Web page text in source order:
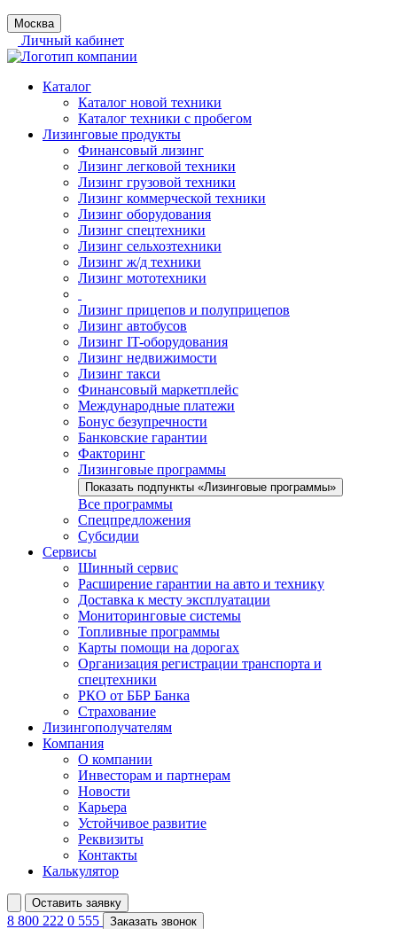
Москва
Личный кабинет
Каталог
Каталог новой техники
Каталог техники с пробегом
Лизинговые продукты
Финансовый лизинг
Лизинг легковой техники
Лизинг грузовой техники
Лизинг коммерческой техники
Лизинг оборудования
Лизинг спецтехники
Лизинг сельхозтехники
Лизинг ж/д техники
Лизинг мототехники
Лизинг прицепов и полуприцепов
Лизинг автобусов
Лизинг IT-оборудования
Лизинг недвижимости
Лизинг такси
Финансовый маркетплейс
Международные платежи
Бонус безупречности
Банковские гарантии
Факторинг
Лизинговые программы
Показать подпункты «Лизинговые программы»
Все программы
Спецпредложения
Субсидии
Сервисы
Шинный сервис
Расширение гарантии на авто и технику
Доставка к месту эксплуатации
Мониторинговые системы
Топливные программы
Карты помощи на дорогах
Организация регистрации транспорта и
спецтехники
РКО от ББР Банка
Страхование
Лизингополучателям
Компания
О компании
Инвесторам и партнерам
Новости
Карьера
Устойчивое развитие
Реквизиты
Контакты
Калькулятор
Оставить заявку
8 800 222 0 555 Заказать звонок